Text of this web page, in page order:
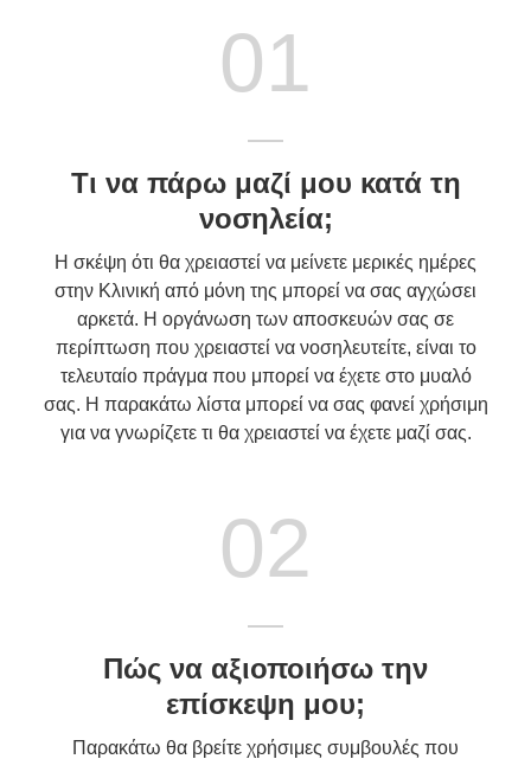
01
Τι να πάρω μαζί μου κατά τη
νοσηλεία;
Η σκέψη ότι θα χρειαστεί να μείνετε μερικές ημέρες
στην Κλινική από μόνη της μπορεί να σας αγχώσει
αρκετά. Η οργάνωση των αποσκευών σας σε
περίπτωση που χρειαστεί να νοσηλευτείτε, είναι το
τελευταίο πράγμα που μπορεί να έχετε στο μυαλό
σας. Η παρακάτω λίστα μπορεί να σας φανεί χρήσιμη
για να γνωρίζετε τι θα χρειαστεί να έχετε μαζί σας.
02
Πώς να αξιοποιήσω την
επίσκεψη μου;
Παρακάτω θα βρείτε χρήσιμες συμβουλές που